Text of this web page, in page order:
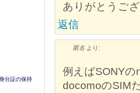
ありがとうご
返信
匿名 より:
例えばSONY
docomoのSIM
分証の保持